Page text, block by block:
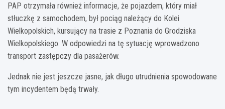
PAP otrzymała również informacje, że pojazdem, który miał
stłuczkę z samochodem, był pociąg należący do Kolei
Wielkopolskich, kursujący na trasie z Poznania do Grodziska
Wielkopolskiego. W odpowiedzi na tę sytuację wprowadzono
transport zastępczy dla pasażerów.
Jednak nie jest jeszcze jasne, jak długo utrudnienia spowodowane
tym incydentem będą trwały.